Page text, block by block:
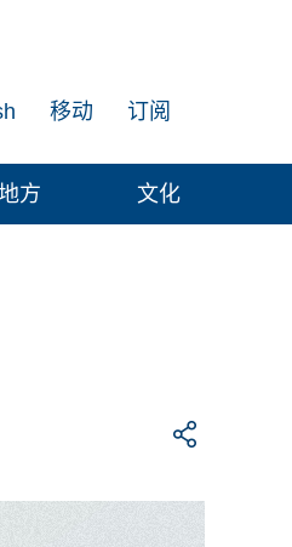
订阅
移动
方 文化